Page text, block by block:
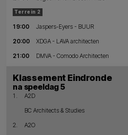
Terrein 2
19:00 Jaspers-Eyers - BUUR
20:00
XDGA - LAVA architecten
21:00
DMVA - Comodo Architecten
Klassement Eindronde
na speeldag 5
1.
A2D
BC Architects & Studies
2.
A2O